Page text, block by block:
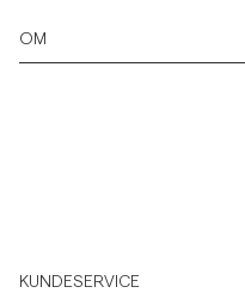
OM
KUNDESERVICE